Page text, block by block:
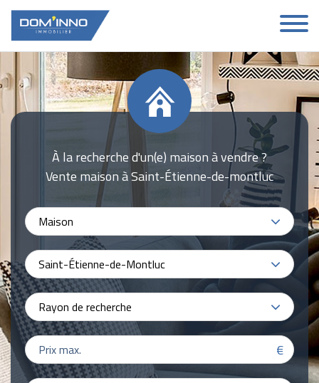
À la recherche d'un(e) maison à vendre ?
Vente maison à Saint-Étienne-de-montluc
Maison
Saint-Étienne-de-Montluc
Rayon de recherche
€